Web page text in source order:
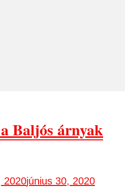
Baljós árnyak
2020június 30, 2020